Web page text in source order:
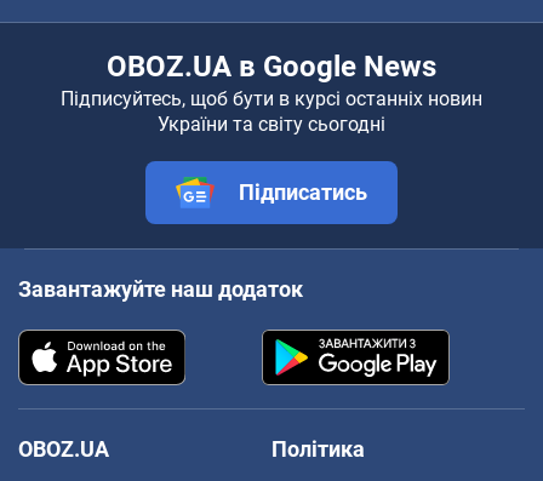
OBOZ.UA в Google News
Підписуйтесь, щоб бути в курсі останніх новин
України та світу сьогодні
Підписатись
Завантажуйте наш додаток
OBOZ.UA
Політика